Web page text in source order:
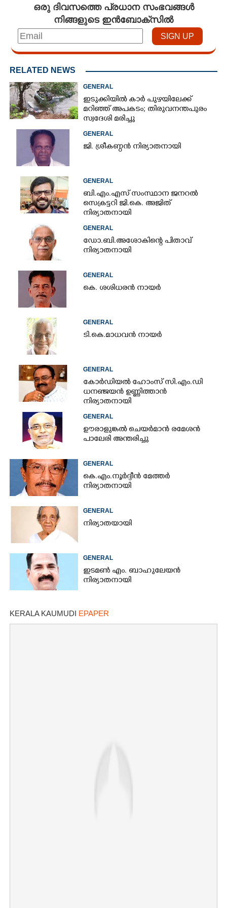
ഒരു ദിവസത്തെ പ്രധാന സംഭവങ്ങൾ
നിങ്ങളുടെ ഇൻബോക്സിൽ
RELATED NEWS
GENERAL
ഇടുക്കിയിൽ കാർ പുഴയിലേക്ക്
മറിഞ്ഞ് അപകടം; തിരുവനന്തപുരം
സ്വദേശി മരിച്ചു
GENERAL
ജി. ശ്രീകണ്ഠൻ നിര്യാതനായി
GENERAL
ബി.എം.എസ് സംസ്ഥാന ജനറൽ
സെക്രട്ടറി ജി.കെ. അജിത്
നിര്യാതനായി
GENERAL
ഡോ.ബി.അശോകിന്റെ പിതാവ്
നിര്യാതനായി
GENERAL
കെ. ശശിധരൻ നായർ
GENERAL
ടി.കെ.മാധവൻ നായർ
GENERAL
കോർഡിയൽ ഹോംസ് സി.എം.ഡി
ധനഞ്ജയൻ ഉണ്ണിത്താൻ
നിര്യാതനായി
GENERAL
ഊരാളുങ്കൽ ചെയർമാൻ രമേശൻ
പാലേരി അന്തരിച്ചു
GENERAL
കെ.എം.നൂർദ്ദീൻ മേത്തർ
നിര്യാതനായി
GENERAL
നിര്യാതയായി
GENERAL
ഇടമൺ എം. ബാഹുലേയൻ
നിര്യാതനായി
KERALA KAUMUDI EPAPER